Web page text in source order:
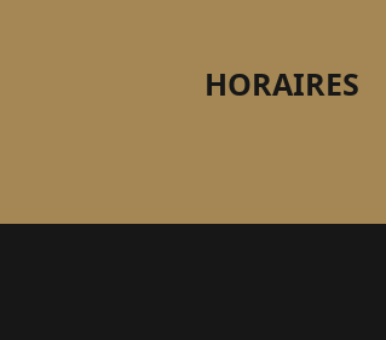
HORAIRES